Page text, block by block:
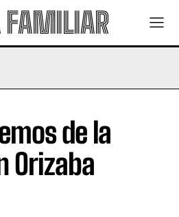
FAMILIAR
de la
Orizaba